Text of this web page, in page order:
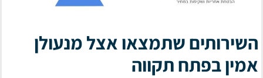
השירותים שתמצאו אצל מנעולן
אמין בפתח תקווה